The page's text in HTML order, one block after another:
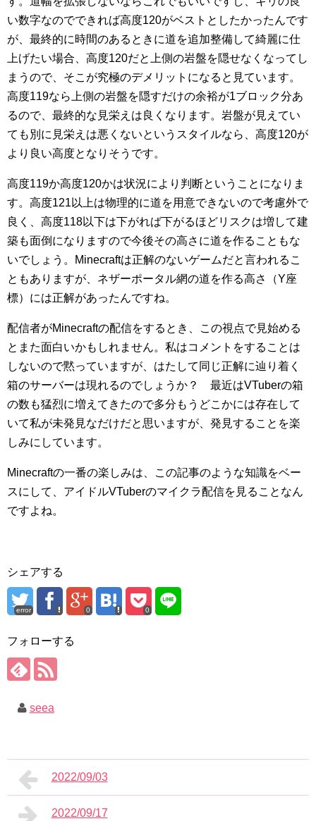
い数字なのでできれば高度120がベストとしたかったんです
が、最終的に時間のあるときに道を追加整備して綺麗に仕
上げたい場合、高度120だと上側の岩盤を隠せなくなってし
まうので、そこが究極のデメリットになると見ています。
高度119なら上側の岩盤を隠すだけの余裕が1ブロック分あ
るので、最終的な見栄えは良くなります。岩盤が見えてい
ても別に見栄えは悪くないというスタイルなら、高度120が
より良い高度となりそうです。
高度119か高度120かは状況により判断ということになりま
す。高度121以上は物理的に道を用意できないので考慮外で
良く、高度118以下は下がれば下がるほどリスクは増して建
築も面倒になりますので今後その高さに道を作ることもな
いでしょう。Minecraftは正解のないゲームだと言われるこ
ともありますが、ネザーポータル網の道を作る高さ（Y座
標）には正解があったんですね。
配信者がMinecraftの配信をするとき、この視点で見始める
とまた面白いかもしれません。私はコメントをすることは
しないので黙っていますが、はたして同じ正解に辿り着く
箱のサーバーは現れるのでしょうか？ 最近はVTuberの箱
の数も猛烈に増えてきたので多分もうどこかには存在して
いて私が未発見なだけだと思いますが、発見することを楽
しみにしています。
Minecraftの一番の楽しみは、この記事のような知識をベー
スにして、アイドルVTuberのマイクラ配信を見ることなん
ですよね。
シェアする
error 0 0
フォローする
seea
2022/09/03
2022/09/17